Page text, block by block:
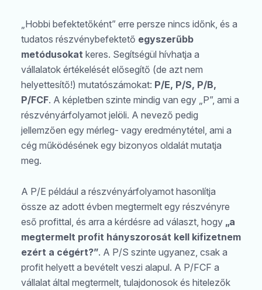
„Hobbi befektetőként” erre persze nincs időnk, és a
tudatos részvénybefektető egyszerűbb
metódusokat keres. Segítségül hívhatja a
vállalatok értékelését elősegítő (de azt nem
helyettesítő!) mutatószámokat: P/E, P/S, P/B,
P/FCF. A képletben szinte mindig van egy „P”, ami a
részvényárfolyamot jelöli. A nevező pedig
jellemzően egy mérleg- vagy eredménytétel, ami a
cég működésének egy bizonyos oldalát mutatja
meg.
A P/E például a részvényárfolyamot hasonlítja
össze az adott évben megtermelt egy részvényre
eső profittal, és arra a kérdésre ad választ, hogy „a
megtermelt profit hányszorosát kell kifizetnem
ezért a cégért?”. A P/S szinte ugyanez, csak a
profit helyett a bevételt veszi alapul. A P/FCF a
vállalat által megtermelt, tulajdonosok és hitelezők